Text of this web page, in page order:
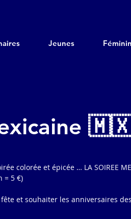
Jeunes
colorée et épicée … LA SOIREE
= 5 €)
et souhaiter les anniversaires